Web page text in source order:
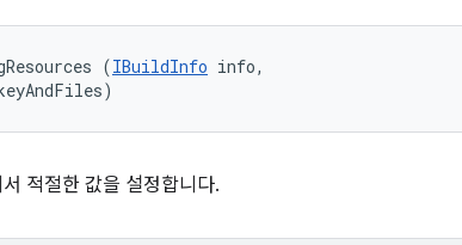
(IBuildInfo info,
적절한 값을 설정합니다.